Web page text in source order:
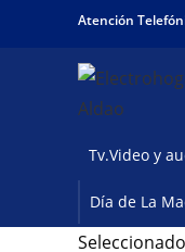
Atención
Tv.Video y
Día de La